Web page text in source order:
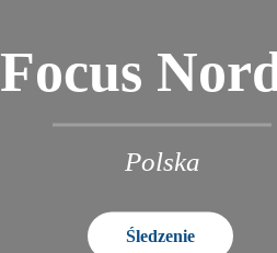
Focus
Polska
Śledzenie